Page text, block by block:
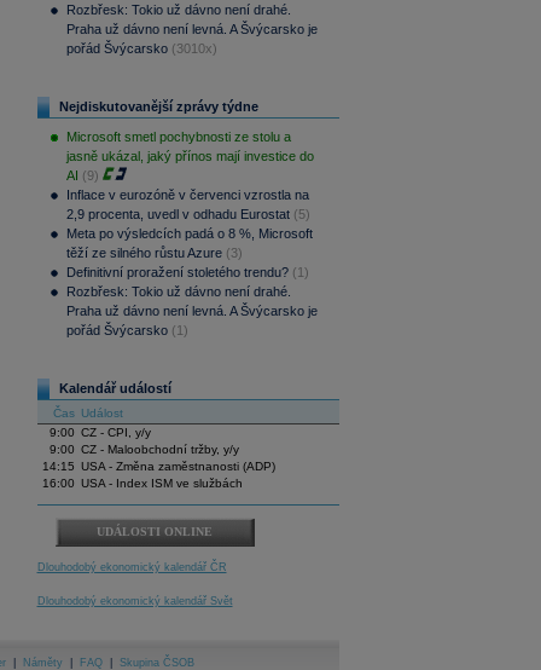
Rozbřesk: Tokio už dávno není drahé.
Praha už dávno není levná. A Švýcarsko je
pořád Švýcarsko (3010x)
Nejdiskutovanější zprávy týdne
Microsoft smetl pochybnosti ze stolu a
jasně ukázal, jaký přínos mají investice do
AI (9)
Inflace v eurozóně v červenci vzrostla na
2,9 procenta, uvedl v odhadu Eurostat (5)
Meta po výsledcích padá o 8 %, Microsoft
těží ze silného růstu Azure (3)
Definitivní proražení stoletého trendu? (1)
Rozbřesk: Tokio už dávno není drahé.
Praha už dávno není levná. A Švýcarsko je
pořád Švýcarsko (1)
Kalendář událostí
Čas Událost
9:00 CZ - CPI, y/y
9:00 CZ - Maloobchodní tržby, y/y
14:15 USA - Změna zaměstnanosti (ADP)
16:00 USA - Index ISM ve službách
UDÁLOSTI ONLINE
Dlouhodobý ekonomický kalendář ČR
Dlouhodobý ekonomický kalendář Svět
Náměty FAQ Skupina ČSOB